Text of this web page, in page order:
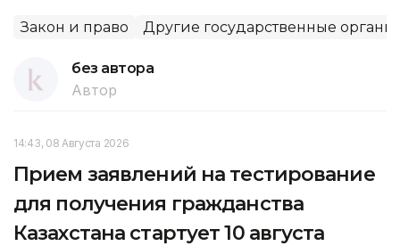
Закон и право Другие государственные органы
без автора
Автор
14:43, 08 Августа 2026
Прием заявлений на тестирование
для получения гражданства
Казахстана стартует 10 августа